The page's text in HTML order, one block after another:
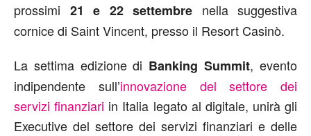
prossimi 21 e 22 settembre nella suggestiva
cornice di Saint Vincent, presso il Resort Casinò.
La settima edizione di Banking Summit, evento
indipendente sull’innovazione del settore dei
servizi finanziari in Italia legato al digitale, unirà gli
Executive del settore dei servizi finanziari e delle